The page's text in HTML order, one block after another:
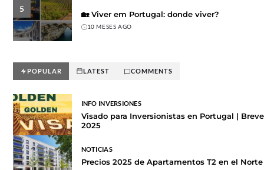
5
🏡 Viver em Portugal: donde viver?
10 MESES AGO
POPULAR LATEST COMMENTS
INFO INVERSIONES
Visado para Inversionistas en Portugal |
2025
NOTICIAS
Precios 2025 de Apartamentos T2 en el